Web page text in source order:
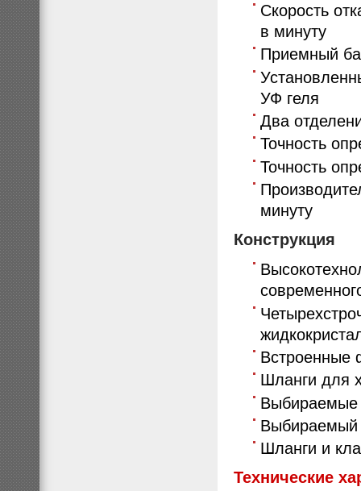
Скорость
в минуту
Приемный
УФ геля
Два
Точность
Точность
минуту
Конструкция
Встроенные
Шланги для
Выбираемые
Выбираемый
Шланги и
Технические